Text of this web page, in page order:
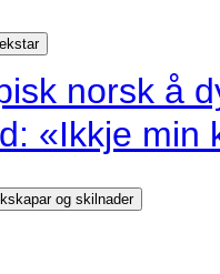
norsk å
«Ikkje min
og skilnader